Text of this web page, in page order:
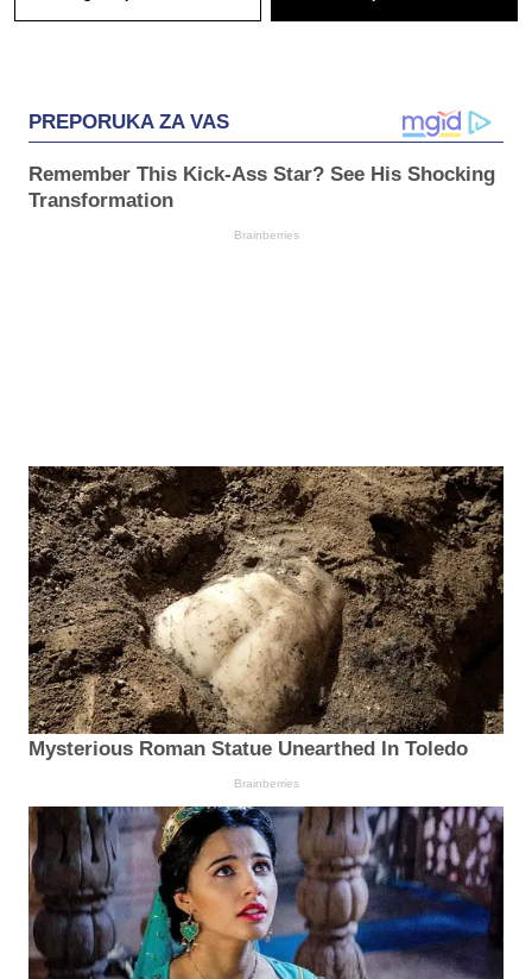
PREPORUKA ZA VAS
Remember This Kick-Ass Star? See His Shocking
Transformation
Brainberries
Mysterious Roman Statue Unearthed In Toledo
Brainberries